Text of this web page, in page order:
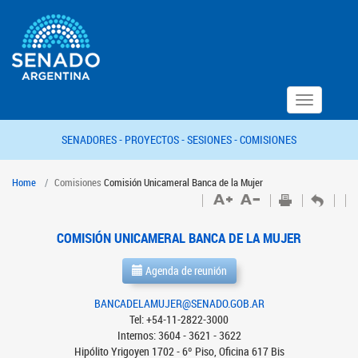
Toggle
navigation
SENADORES - PROYECTOS -SESIONES -COMISIONES
Home Comisiones Comisión Unicameral Banca de la Mujer
COMISIÓN UNICAMERAL BANCA DE LA MUJER
Agenda de reunión
BANCADELAMUJER@SENADO.GOB.AR
Tel: +54-11-2822-3000
Internos: 3604 - 3621 - 3622
Hipólito Yrigoyen 1702 - 6º Piso, Oficina 617 Bis